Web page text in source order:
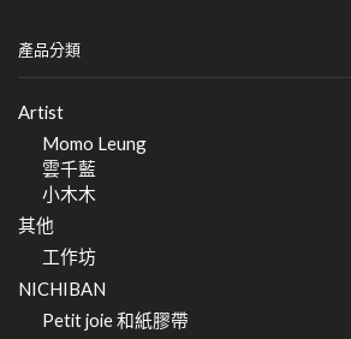
產品分類
Artist
Momo Leung
雲千藍
小木木
其他
工作坊
NICHIBAN
Petit joie 和紙膠帶